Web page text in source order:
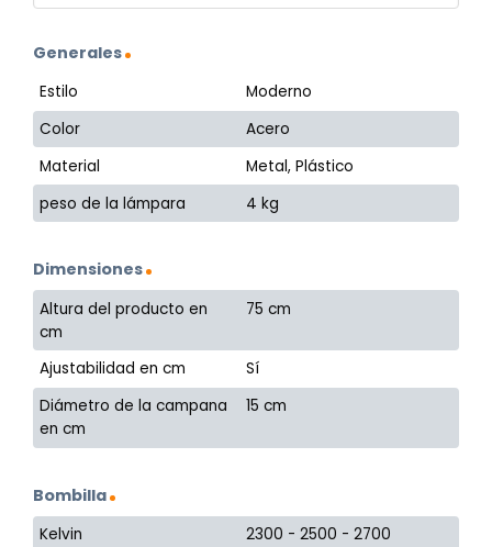
Generales
Estilo
Moderno
Color
Acero
Material
Metal, Plástico
peso de la lámpara
4 kg
Dimensiones
Altura del producto en
cm
75 cm
Ajustabilidad en cm
Sí
Diámetro de la campana
en cm
15 cm
Bombilla
Kelvin
2300 - 2500 - 2700